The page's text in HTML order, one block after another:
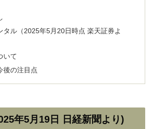
タル（2025年5月20日時点 楽天証券よ
いて
後の注目点
年5月19日 日経新聞より)